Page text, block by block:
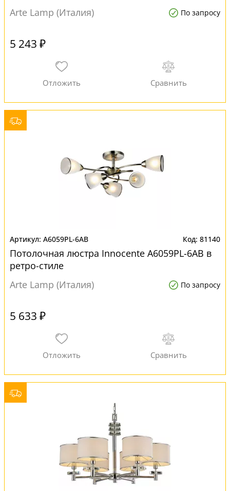
Arte Lamp (Италия)
По запросу
5 243 ₽
A6059PL-6AB 81140
Потолочная люстра Innocente A6059PL-6AB в
ретро-стиле
Arte Lamp (Италия)
По запросу
5 633 ₽